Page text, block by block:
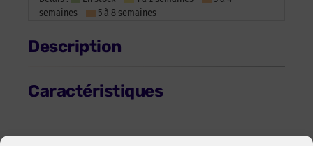
semaines
5 à 8 semaines
Description
Caractéristiques